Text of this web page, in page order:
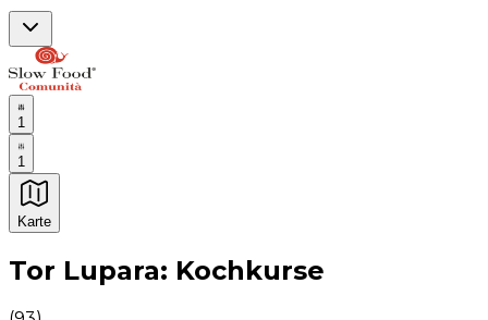
1
1
Karte
Unvergessliche kulinarische Erlebnisse:
Tor Lupara: Kochkurse